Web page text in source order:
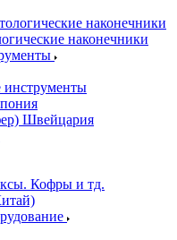
наконечники
наконечники
инструменты
Швейцария
Кофры и тд.